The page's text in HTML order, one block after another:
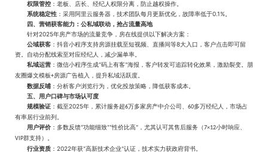
权限管控 ：老板、店长、经纪人权限分离，防止越权操作。
系统稳定性 ：采用阿里云服务器，技术团队每月更新优化，故障率低于0.1%。
四、营销获客能力：公私域联动，抢占流量高地
针对2025年房产市场的流量竞争，房在线提供以下解决方案：
公域获客 ：抖音小程序支持房源挂载至短视频、直播间等8大入口，客户点击即可留
资。自动分配线索至对应经纪人，减少漏单率。
私域运营 ：微信小程序生成“码上有客”海报，客户转发可追踪转化效果，激励裂变。朋
友圈爆文模板+房源广告植入，提升私域活跃度。
数据反哺 ：分析客户浏览行为，优化投放策略，降低获客成本。
五、用户口碑与市场认可度
规模验证 ：截至2025年，累计服务超6万多家房产中介公司、 60多万经纪人，市场占
有率居行业前列。
用户评价 ：多数反馈“功能细致”“性价比高” ，尤其认可其售后服务（7×12小时响应、
VIP群支持）。
行业资质 ： 2022年获“高新技术企业”认证，技术实力获政府背书。